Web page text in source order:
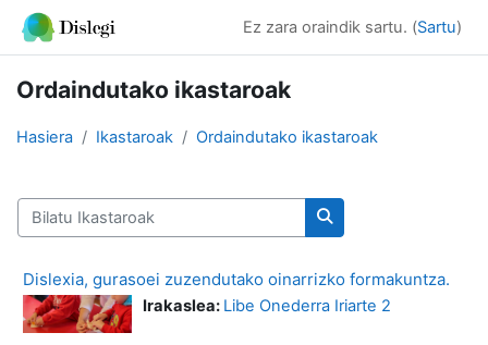
Joan eduki nagusira zuzenean
Ez zara oraindik sartu. (Sartu)
Ordaindutako ikastaroak
Hasiera Ikastaroak Ordaindutako ikastaroak
Bilatu Ikastaroak
Bilatu Ikastaroak
Dislexia, gurasoei zuzendutako oinarrizko formakuntza.
Irakaslea: Libe Onederra Iriarte 2